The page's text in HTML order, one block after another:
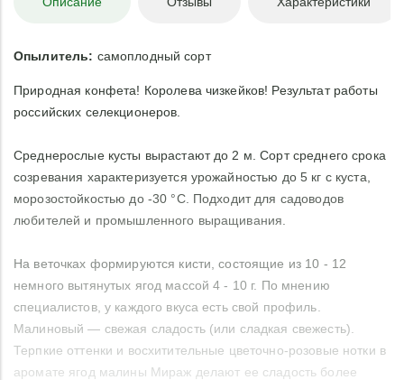
Опылитель: самоплодный сорт
Природная конфета! Королева чизкейков! Результат работы
российских селекционеров.
Среднерослые кусты вырастают до 2 м. Сорт среднего срока
созревания характеризуется урожайностью до 5 кг с куста,
морозостойкостью до -30 °C. Подходит для садоводов
любителей и промышленного выращивания.
На веточках формируются кисти, состоящие из 10 - 12
немного вытянутых ягод массой 4 - 10 г. По мнению
специалистов, у каждого вкуса есть свой профиль.
Малиновый — свежая сладость (или сладкая свежесть).
Терпкие оттенки и восхитительные цветочно-розовые нотки в
аромате ягод малины Мираж делают ее сладость более